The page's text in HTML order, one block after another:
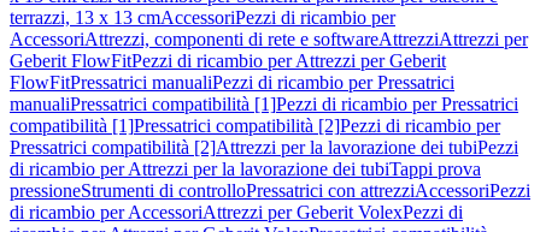
terrazzi, 13 x 13 cmAccessoriPezzi di ricambio per
AccessoriAttrezzi, componenti di rete e softwareAttrezziAttrezzi per
Geberit FlowFitPezzi di ricambio per Attrezzi per Geberit
FlowFitPressatrici manualiPezzi di ricambio per Pressatrici
manualiPressatrici compatibilità [1]Pezzi di ricambio per Pressatrici
compatibilità [1]Pressatrici compatibilità [2]Pezzi di ricambio per
Pressatrici compatibilità [2]Attrezzi per la lavorazione dei tubiPezzi
di ricambio per Attrezzi per la lavorazione dei tubiTappi prova
pressioneStrumenti di controlloPressatrici con attrezziAccessoriPezzi
di ricambio per AccessoriAttrezzi per Geberit VolexPezzi di